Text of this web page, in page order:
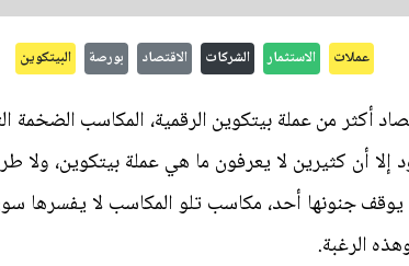
عملات الاستثمار الشركات الاقتصاد بورصة البيتكوين
أكثر من عملة بيتكوين الرقمية، المكاسب
أن كثيرين لا يعرفون ما هي عملة بيتكوين، ولا
جنونها أحد، مكاسب تلو المكاسب لا يفسرها
الرغبة.